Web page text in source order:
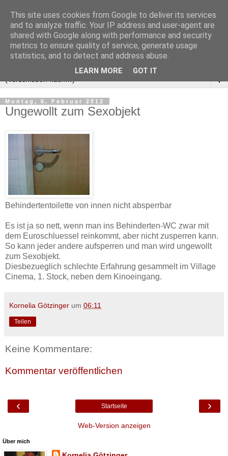
▼
Montag, 6. Februar 2012
Ungewollt zum Sexobjekt
Behindertentoilette von innen nicht absperrbar
Es ist ja so nett, wenn man ins Behinderten-WC zwar mit
dem Euroschluessel reinkommt, aber nicht zusperren kann.
So kann jeder andere aufsperren und man wird ungewollt
zum Sexobjekt.
Diesbezueglich schlechte Erfahrung gesammelt im Village
Cinema, 1. Stock, neben dem Kinoeingang.
Kornelia Götzinger um 06:11
Teilen
Keine Kommentare:
Kommentar veröffentlichen
‹ ›
Startseite
Web-Version anzeigen
Über mich
This site uses cookies from Google to deliver its services
and to analyze traffic. Your IP address and user-agent are
shared with Google along with performance and security
metrics to ensure quality of service, generate usage
statistics, and to detect and address abuse.
LEARN MORE GOT IT